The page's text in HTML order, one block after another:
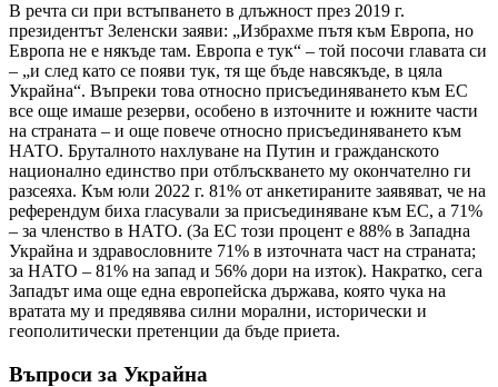
В речта си при встъпването в длъжност през 2019 г.
президентът Зеленски заяви: „Избрахме пътя към Европа, но
Европа не е някъде там. Европа е тук“ – той посочи главата си
– „и след като се появи тук, тя ще бъде навсякъде, в цяла
Украйна“. Въпреки това относно присъединяването към ЕС
все още имаше резерви, особено в източните и южните части
на страната – и още повече относно присъединяването към
НАТО. Бруталното нахлуване на Путин и гражданското
национално единство при отблъскването му окончателно ги
разсеяха. Към юли 2022 г. 81% от анкетираните заявяват, че на
референдум биха гласували за присъединяване към ЕС, а 71%
– за членство в НАТО. (За ЕС този процент е 88% в Западна
Украйна и здравословните 71% в източната част на страната;
за НАТО – 81% на запад и 56% дори на изток). Накратко, сега
Западът има още една европейска държава, която чука на
вратата му и предявява силни морални, исторически и
геополитически претенции да бъде приета.
Въпроси за Украйна